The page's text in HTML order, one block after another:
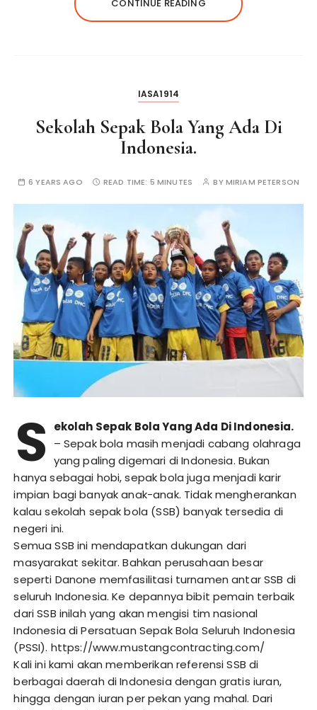
CONTINUE READING
IASA1914
Sekolah Sepak Bola Yang Ada Di
Indonesia.
6 YEARS AGO READ TIME: 5 MINUTES BYMIRIAM PETERSON
S
ekolah Sepak Bola Yang Ada Di Indonesia.
– Sepak bola masih menjadi cabang olahraga
yang paling digemari di Indonesia. Bukan
hanya sebagai hobi, sepak bola juga menjadi karir
impian bagi banyak anak-anak. Tidak mengherankan
kalau sekolah sepak bola (SSB) banyak tersedia di
negeri ini.
Semua SSB ini mendapatkan dukungan dari
masyarakat sekitar. Bahkan perusahaan besar
seperti Danone memfasilitasi turnamen antar SSB di
seluruh Indonesia. Ke depannya bibit pemain terbaik
dari SSB inilah yang akan mengisi tim nasional
Indonesia di Persatuan Sepak Bola Seluruh Indonesia
(PSSI). https://www.mustangcontracting.com/
Kali ini kami akan memberikan referensi SSB di
berbagai daerah di Indonesia dengan gratis iuran,
hingga dengan iuran per pekan yang mahal. Dari